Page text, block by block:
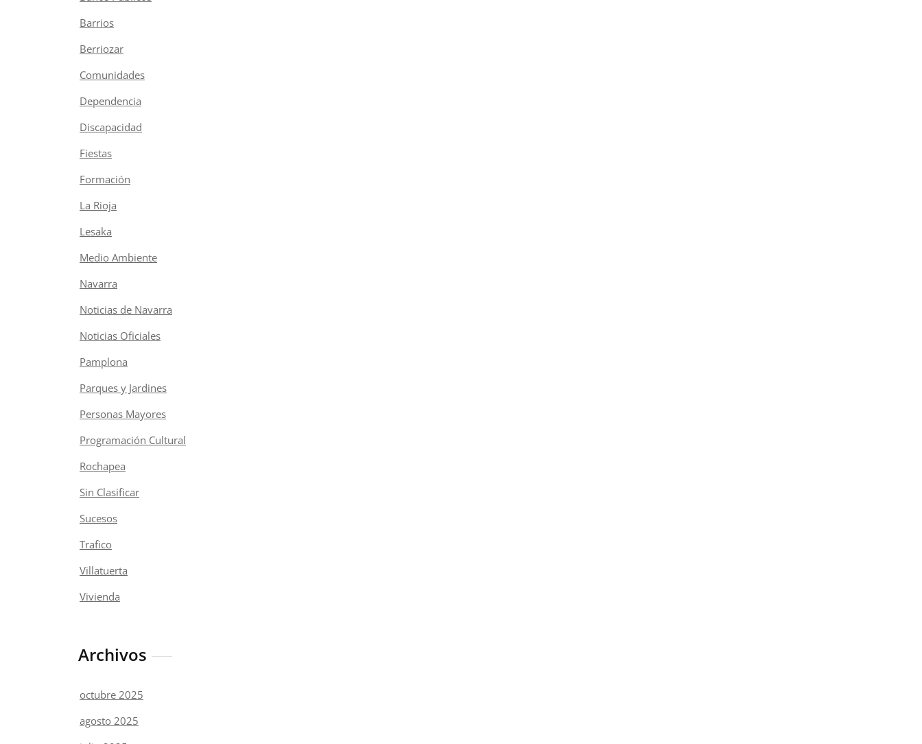
Barrios
Berriozar
Comunidades
Dependencia
Discapacidad
Fiestas
Formación
La Rioja
Lesaka
Medio Ambiente
Navarra
Noticias de Navarra
Noticias Oficiales
Pamplona
Parques y Jardines
Personas Mayores
Programación Cultural
Rochapea
Sin Clasificar
Sucesos
Trafico
Villatuerta
Vivienda
Archivos
octubre 2025
agosto 2025